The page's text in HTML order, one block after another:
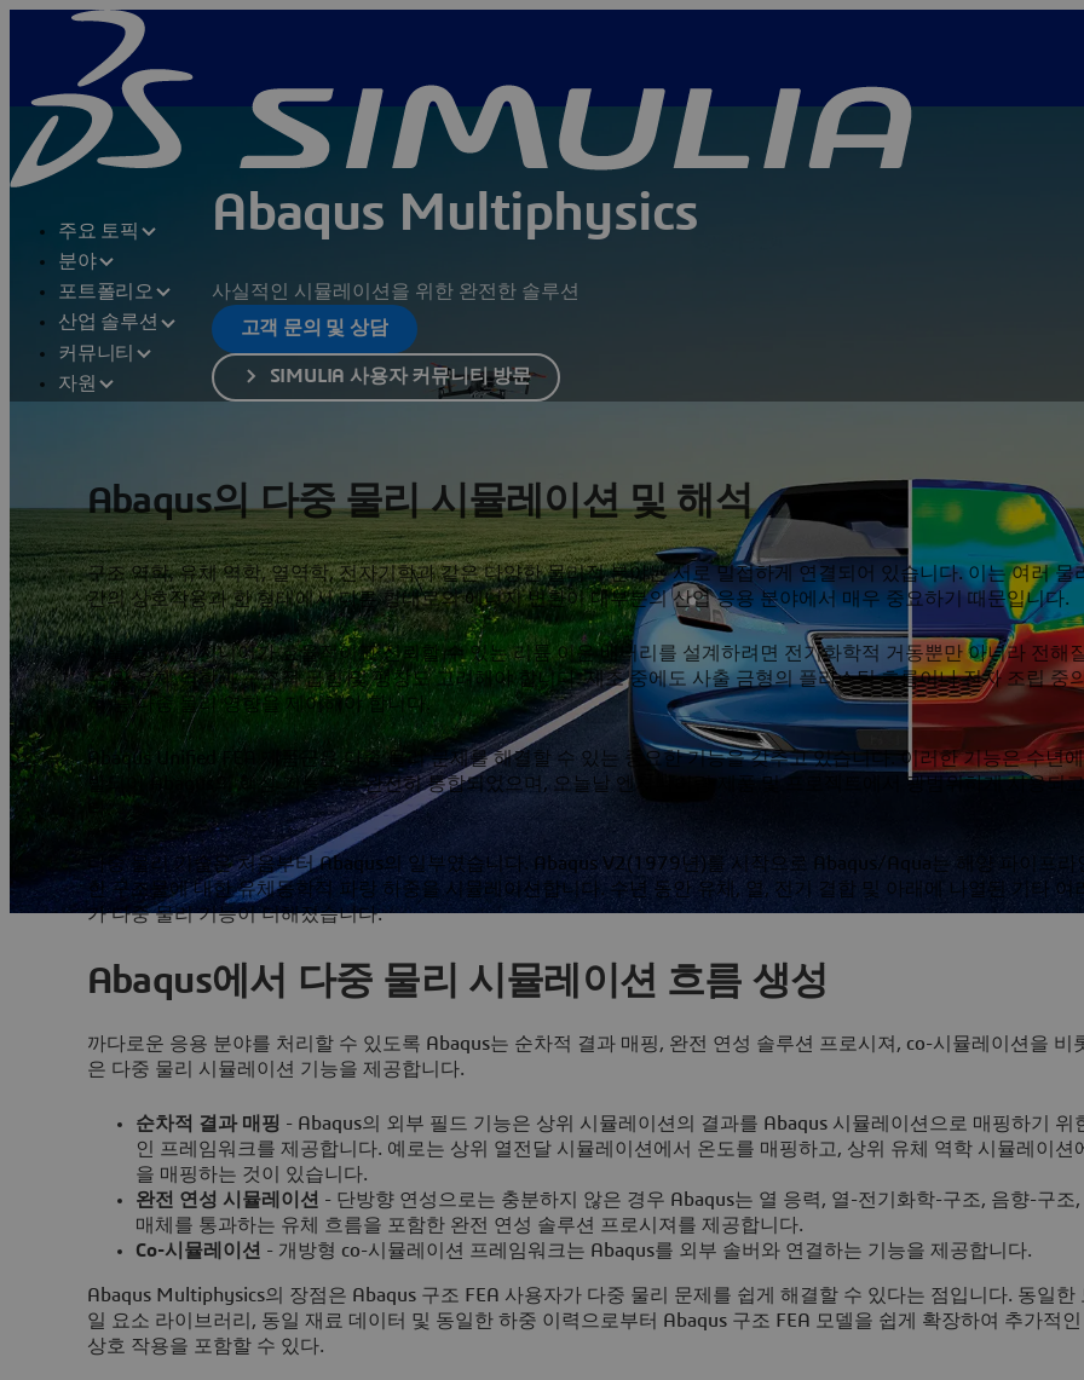
주요 토픽
분야
포트폴리오
산업 솔루션
커뮤니티
자원
Abaqus Multiphysics
사실적인 시뮬레이션을 위한 완전한 솔루션
고객 문의 및 상담
SIMULIA 사용자 커뮤니티 방문
Abaqus의 다중 물리 시뮬레이션 및 해석
구조 역학, 유체 역학, 열역학, 전자기학과 같은 다양한 물리적 분야는 서로 밀접하게 연결되어 있습니다. 이는 여러 물
간의 상호작용과 한 형태에서 다른 형태로의 에너지 변환이 대부분의 산업 응용 분야에서 매우 중요하기 때문입니다.
예를 들어, 엔지니어가 효율적이고 신뢰할 수 있는 리튬 이온 배터리를 설계하려면 전기화학적 거동뿐만 아니라 전해
주 및 유체 역학과 구조적 굽힘 및 팽창도 고려해야 합니다. 제조 중에도 사출 금형의 플라스틱 흐름이나 전자 조립 중
적 등 다중 물리 영향을 제어해야 합니다.
Abaqus Unified FEA 제품군은 다중 물리 문제를 해결할 수 있는 중요한 기능을 갖추고 있습니다. 이러한 기능은 수년
발되어 Abaqus의 핵심 기능으로 완전히 통합되었으며, 오늘날 엔지니어링 제품 및 프로젝트에서 광범위하게 사용되
다중 물리 기술은 처음부터 Abaqus의 일부였습니다. Abaqus V2(1979년)를 시작으로 Abaqus/Aqua는 해양 파이프라
한 구조물에 대한 유체동학적 파랑 하중을 시뮬레이션합니다. 수년 동안 유체, 열, 전기 결합 및 아래에 나열된 기타 여
가 다중 물리 기능이 더해졌습니다.
Abaqus에서 다중 물리 시뮬레이션 흐름 생성
까다로운 응용 분야를 처리할 수 있도록 Abaqus는 순차적 결과 매핑, 완전 연성 솔루션 프로시져, co-시뮬레이션을 비
은 다중 물리 시뮬레이션 기능을 제공합니다.
순차적 결과 매핑 - Abaqus의 외부 필드 기능은 상위 시뮬레이션의 결과를 Abaqus 시뮬레이션으로 매핑하기 위
인 프레임워크를 제공합니다. 예로는 상위 열전달 시뮬레이션에서 온도를 매핑하고, 상위 유체 역학 시뮬레이션
을 매핑하는 것이 있습니다.
완전 연성 시뮬레이션 - 단방향 연성으로는 충분하지 않은 경우 Abaqus는 열 응력, 열-전기화학-구조, 음향-구조,
매체를 통과하는 유체 흐름을 포함한 완전 연성 솔루션 프로시져를 제공합니다.
Co-시뮬레이션 - 개방형 co-시뮬레이션 프레임워크는 Abaqus를 외부 솔버와 연결하는 기능을 제공합니다.
Abaqus Multiphysics의 장점은 Abaqus 구조 FEA 사용자가 다중 물리 문제를 쉽게 해결할 수 있다는 점입니다. 동일한
일 요소 라이브러리, 동일 재료 데이터 및 동일한 하중 이력으로부터 Abaqus 구조 FEA 모델을 쉽게 확장하여 추가적인
상호 작용을 포함할 수 있다.